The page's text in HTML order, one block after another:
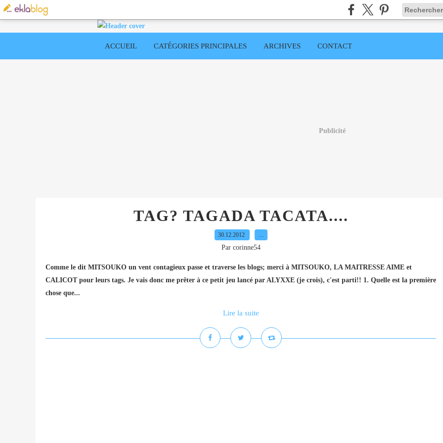
ACCUEIL CATÉGORIES PRINCIPALES ARCHIVES CONTACT
Publicité
TAG? TAGADA TACATA....
30.12.2012 …
Par corinne54
Comme le dit MITSOUKO un vent contagieux passe et traverse les blogs; merci à MITSOUKO, LA MAITRESSE AIME et
CALICOT pour leurs tags. Je vais donc me prêter à ce petit jeu lancé par ALYXXE (je crois), c'est parti!! 1. Quelle est la première
chose que...
Lire la suite